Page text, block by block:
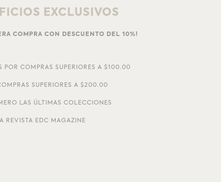
EXCLUSIVOS
COMPRA CON DESCUENTO DEL 10%!
POR COMPRAS SUPERIORES A $100.00
SUPERIORES A $200.00
LAS ÚLTIMAS COLECCIONES
REVISTA EDC MAGAZINE